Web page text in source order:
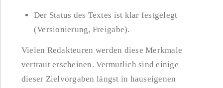
Der Status des Textes ist klar festgelegt
(Versionierung, Freigabe).
Vielen Redakteuren werden diese Merkmale
vertraut erscheinen. Vermutlich sind einige
dieser Zielvorgaben längst in hauseigenen